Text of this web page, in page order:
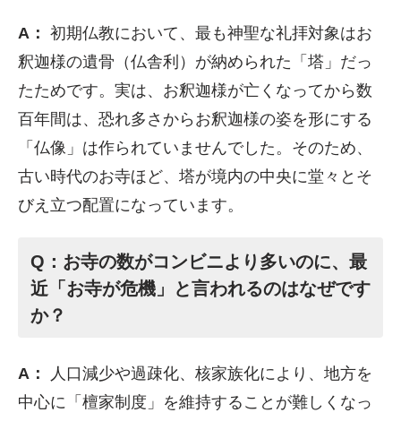
A： 初期仏教において、最も神聖な礼拝対象はお
釈迦様の遺骨（仏舎利）が納められた「塔」だっ
たためです。実は、お釈迦様が亡くなってから数
百年間は、恐れ多さからお釈迦様の姿を形にする
「仏像」は作られていませんでした。そのため、
古い時代のお寺ほど、塔が境内の中央に堂々とそ
びえ立つ配置になっています。
Q：お寺の数がコンビニより多いのに、最
近「お寺が危機」と言われるのはなぜです
か？
A：
人口減少や過疎化、核家族化により、地方を
中心に「檀家制度」を維持することが難しくなっ